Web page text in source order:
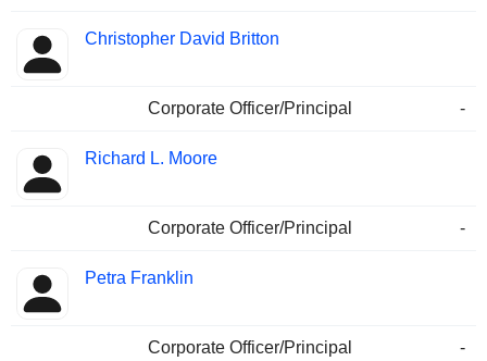
Christopher David Britton
Corporate Officer/Principal -
Richard L. Moore
Corporate Officer/Principal -
Petra Franklin
Corporate Officer/Principal -